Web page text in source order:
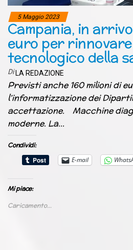
5 Maggio 2023
Campania, in
euro per
tecnologico della
Di LA REDAZIONE
Previsti anche 160 milioni di
l’informatizzazione dei
accettazione. Macchine
moderne. La…
Condividi:
E-mail
Mi piace:
Caricamento...